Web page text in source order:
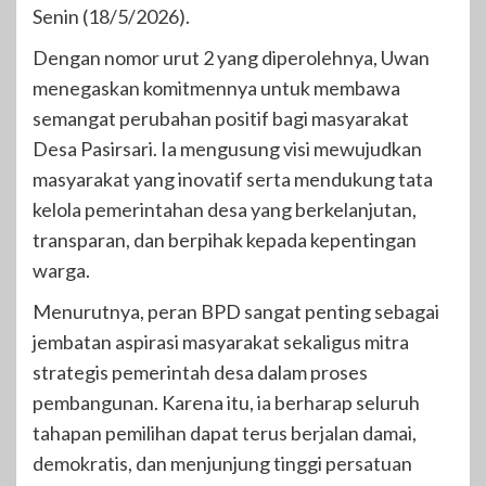
Senin (18/5/2026).
Dengan nomor urut 2 yang diperolehnya, Uwan
menegaskan komitmennya untuk membawa
semangat perubahan positif bagi masyarakat
Desa Pasirsari. Ia mengusung visi mewujudkan
masyarakat yang inovatif serta mendukung tata
kelola pemerintahan desa yang berkelanjutan,
transparan, dan berpihak kepada kepentingan
warga.
Menurutnya, peran BPD sangat penting sebagai
jembatan aspirasi masyarakat sekaligus mitra
strategis pemerintah desa dalam proses
pembangunan. Karena itu, ia berharap seluruh
tahapan pemilihan dapat terus berjalan damai,
demokratis, dan menjunjung tinggi persatuan